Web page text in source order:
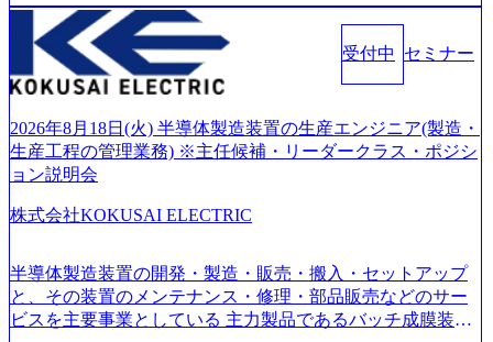
化を支援するために、戦略策定、組織改革、人材育成、業
務改善、実行支援などのコンサルティングサービスを一気
通貫で提供するのが特徴（いわゆる総合コンサルティング
ファーム） 社名の由来は”DXエリアにSpir（槍）を指して
ていく”という位置づけ 一昔前は金融が強い企業として認知
されていたが、現在金融の売上割合は全体の3割。現在はTo
C事業を始め、パブリック、製造業、通信、エンタメ、教
はあるが、社員の興味のある分野やスキルを活用したいな
着けたい方でも幅広に経験を積みたい方でも、キャリア形
成が柔軟に可能な環境である。 https://storage.googleapis.com/
our-vision-production.appspot.com/public/images/20240925204135
_93b1bff3-f71c-4bc9-8bd9-72a8a4826007_1200x554.webp https://
受付中 セミナー
2026年8月18日(火) 半導体製造装置の生産エンジニア(製造・
生産工程の管理業務) ※主任候補・リーダークラス・ポジシ
ョン説明会
株式会社KOKUSAI ELECTRIC
半導体製造装置の開発・製造・販売・搬入・セットアップ
と、その装置のメンテナンス・修理・部品販売などのサー
ビスを主要事業としている 主力製品であるバッチ成膜装置